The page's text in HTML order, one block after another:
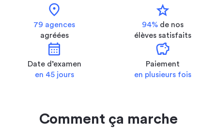
location_on
79 agences
agréées
star
94% de nos
élèves satisfaits
calendar_month
Date d’examen
en 45 jours
savings
Paiement
en plusieurs fois
Comment ça marche